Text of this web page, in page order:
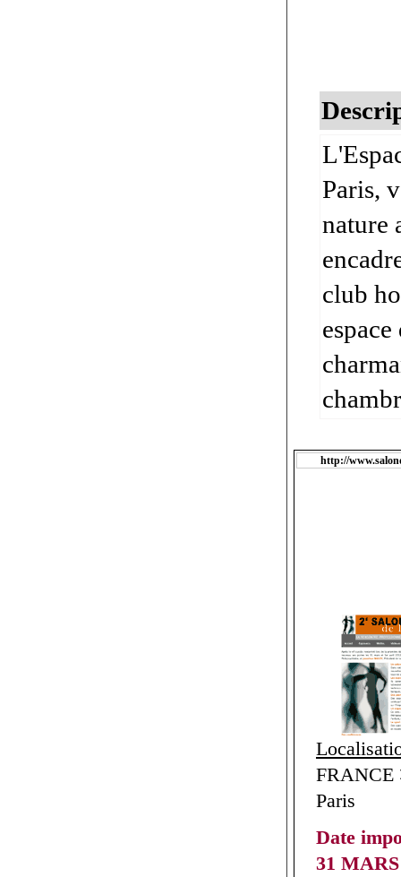
Paris,
nature
club
http://
FRANCE
Paris
Date
31